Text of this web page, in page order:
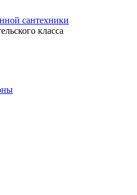
класса